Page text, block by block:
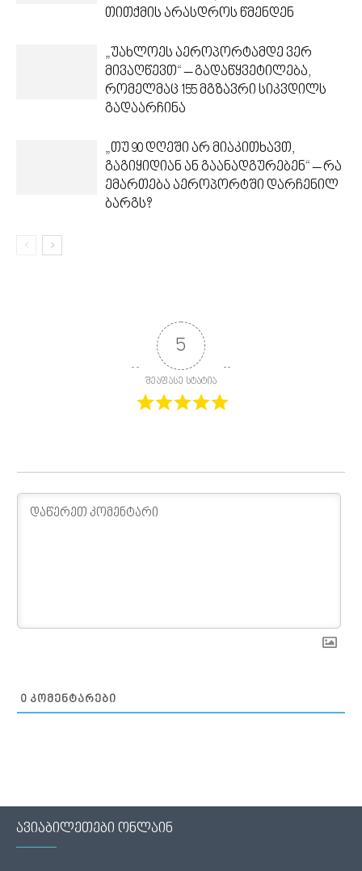
თითქმის არასდროს წმენდენ
„უახლოეს აეროპორტამდე ვერ
მივაღწევთ“ – გადაწყვეტილება,
რომელმაც 155 მგზავრი სიკვდილს
გადაარჩინა
„თუ 90 დღეში არ მიაკითხავთ,
გაგიყიდიან ან გაანადგურებენ“ – რა
ემართება აეროპორტში დარჩენილ
ბარგს?
5
შეაფასე სტატია
0 ᲙᲝᲛᲔᲜᲢᲐᲠᲔᲑᲘ
ავიაბილეთები ონლაინ